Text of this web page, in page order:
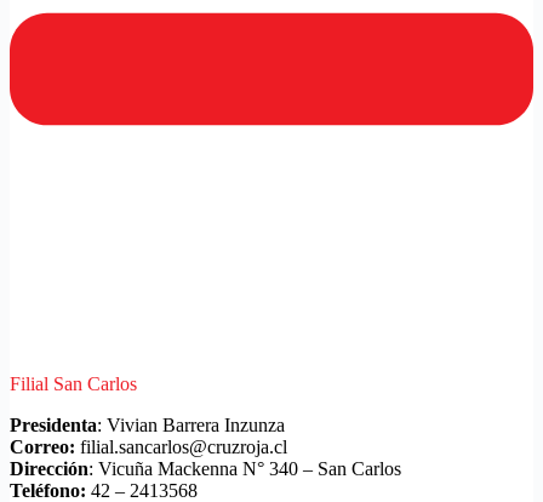
Filial San Carlos
Presidenta: Vivian Barrera Inzunza
Correo: filial.sancarlos@cruzroja.cl
Dirección: Vicuña Mackenna N° 340 – San Carlos
Teléfono: 42 – 2413568